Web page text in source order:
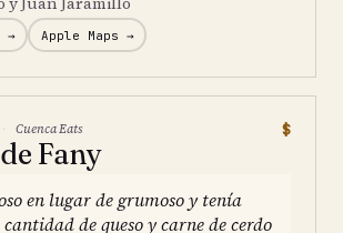
→ Apple Maps →
Cuenca Eats $
Fany
en lugar de grumoso y tenía
de queso y carne de cerdo